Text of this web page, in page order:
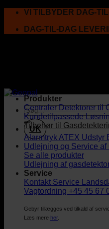
Fortsæt
indhold
VI TILBYDER DAG-
DAG-TIL-DAG
UK
Produkter
Centraler Detektorer til
Kundetilpassede
Tilbehør til
AlarmtrykATEX Udstyr
Udlejning og Service af
Se alle produkter
Udlejning af
Service
Kontakt Service
Vagtordning +45 45 67
Gebyr tillægges ved tilkald af
Læs mere her.